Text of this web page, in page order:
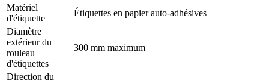
Matériel
d'étiquette
Étiquettes en papier auto-adhésives
Diamètre
extérieur du
rouleau
d'étiquettes
300 mm maximum
Direction du